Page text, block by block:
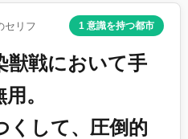
セリフ 1 意識を持つ都市
獣戦において手
。
くして、圧倒的